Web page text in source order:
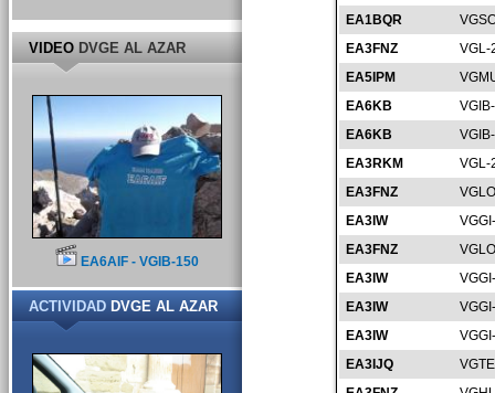
EA1BQR
EA3FNZ
VGL-
EA5IPM
EA6KB
EA6KB
EA3RKM
VGL-
EA3FNZ
EA3IW
EA3FNZ
EA3IW
EA3IW
EA3IW
EA3IJQ
VIDEODVGE AL AZAR
EA6AIF - VGIB-150
ACTIVIDADDVGE AL AZAR